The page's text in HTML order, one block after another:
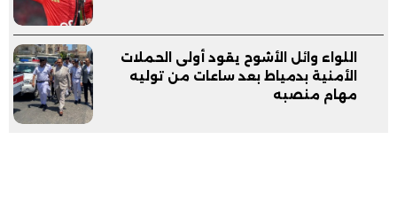
اللواء وائل الأشوح يقود أولى الحملات
الأمنية بدمياط بعد ساعات من توليه
مهام منصبه